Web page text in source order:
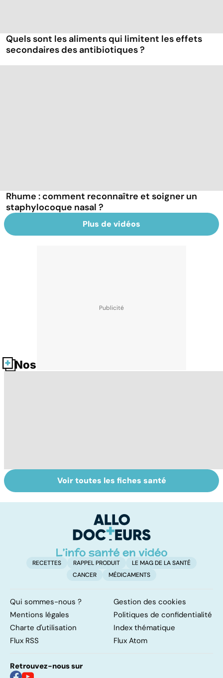
Quels sont les aliments qui limitent les effets
secondaires des antibiotiques ?
Rhume : comment reconnaître et soigner un
staphylocoque nasal ?
Plus de vidéos
Nos fiches santé
Légionellose, une
infection
Tout savoir sur le
cerveau
Voir toutes les fiches santé
RECETTES RAPPEL PRODUIT
LE MAG DE LA SANTÉ
CANCER
MÉDICAMENTS
Qui sommes-nous ?
Gestion des cookies
Mentions légales
Politiques de confidentialité
Charte d'utilisation
Index thématique
Flux RSS
Flux Atom
Retrouvez-nous sur